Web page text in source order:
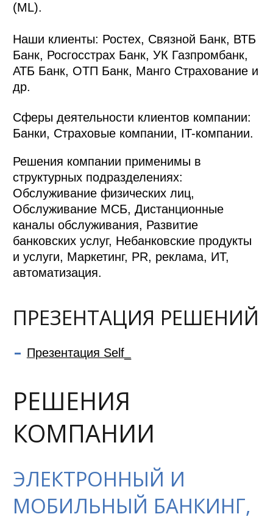
(ML).
Наши клиенты: Ростех, Связной Банк, ВТБ
Банк, Росгосстрах Банк, УК Газпромбанк,
АТБ Банк, ОТП Банк, Манго Страхование и
др.
Сферы деятельности клиентов компании:
Банки, Страховые компании, IT-компании.
Решения компании применимы в
структурных подразделениях:
Обслуживание физических лиц,
Обслуживание МСБ, Дистанционные
каналы обслуживания, Развитие
банковских услуг, Небанковские продукты
и услуги, Маркетинг, PR, реклама, ИТ,
автоматизация.
ПРЕЗЕНТАЦИЯ РЕШЕНИЙ
Презентация Self_
РЕШЕНИЯ
КОМПАНИИ
ЭЛЕКТРОННЫЙ И
МОБИЛЬНЫЙ БАНКИНГ,